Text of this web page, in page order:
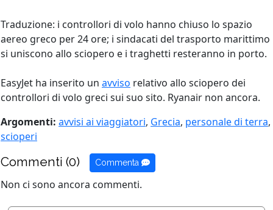
Traduzione: i controllori di volo hanno chiuso lo spazio
aereo greco per 24 ore; i sindacati del trasporto marittimo
si uniscono allo sciopero e i traghetti resteranno in porto.
EasyJet ha inserito un avviso relativo allo sciopero dei
controllori di volo greci sui suo sito. Ryanair non ancora.
Argomenti: avvisi ai viaggiatori, Grecia, personale di terra,
scioperi
Commenti (0) Commenta
Non ci sono ancora commenti.